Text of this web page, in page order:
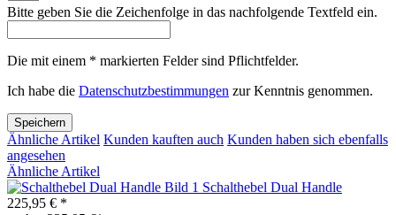
Bitte geben Sie die Zeichenfolge in das nachfolgende Textfeld ein.
Die mit einem * markierten Felder sind Pflichtfelder.
Ich habe die Datenschutzbestimmungen zur Kenntnis genommen.
Speichern
Ähnliche Artikel Kunden kauften auch Kunden haben sich ebenfalls
angesehen
Ähnliche Artikel
Schalthebel Dual Handle
225,95 € *